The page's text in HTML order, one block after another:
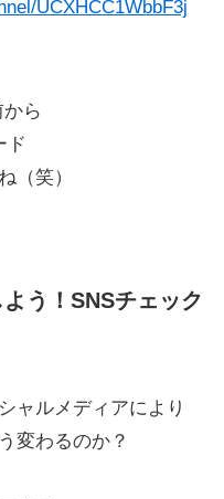
UCXHCC1WbbF3j
ら
ド
（笑）
う！SNSチェック
ャルメディアにより
変わるのか？